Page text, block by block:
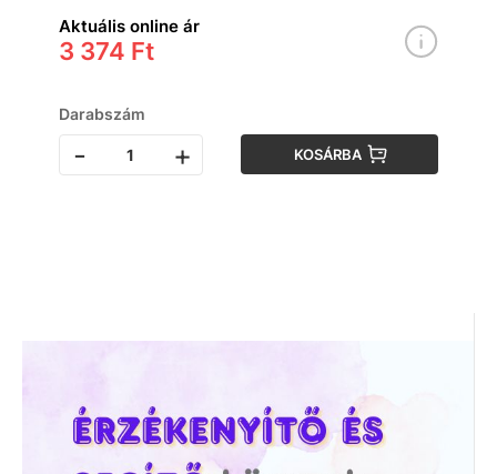
Aktuális online ár
3 374 Ft
Darabszám
- + KOSÁRBA